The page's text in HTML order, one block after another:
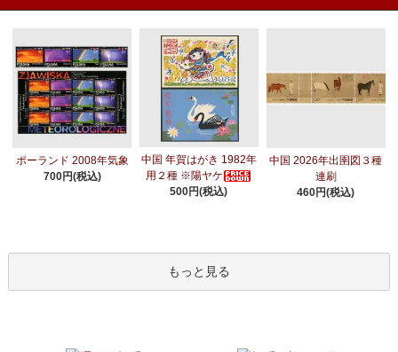
ポーランド 2008年気象
700円(税込)
中国 年賀はがき 1982年
用２種 ※陽ヤケ
500円(税込)
中国 2026年出圉図３種
連刷
460円(税込)
もっと見る